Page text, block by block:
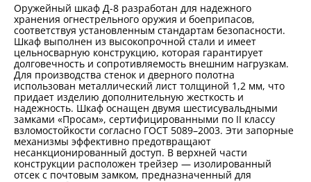
Оружейный шкаф Д-8 разработан для надежного
хранения огнестрельного оружия и боеприпасов,
соответствуя установленным стандартам безопасности.
Шкаф выполнен из высокопрочной стали и имеет
цельносварную конструкцию, которая гарантирует
долговечность и сопротивляемость внешним нагрузкам.
Для производства стенок и дверного полотна
использован металлический лист толщиной 1,2 мм, что
придает изделию дополнительную жесткость и
надежность. Шкаф оснащен двумя шестисувальдными
замками «Просам», сертифицированными по II классу
взломостойкости согласно ГОСТ 5089–2003. Эти запорные
механизмы эффективно предотвращают
несанкционированный доступ. В верхней части
конструкции расположен трейзер — изолированный
отсек с почтовым замком, предназначенный для